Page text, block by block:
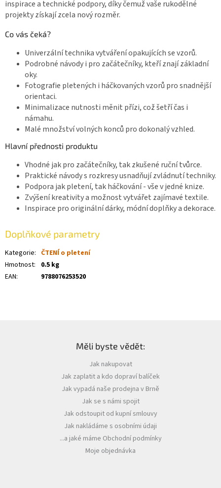
inspirace a technické podpory, díky čemuž vaše rukodělné
projekty získají zcela nový rozměr.
Co vás čeká?
Univerzální technika vytváření opakujících se vzorů.
Podrobné návody i pro začátečníky, kteří znají základní
oky.
Fotografie pletených i háčkovaných vzorů pro snadnější
orientaci.
Minimalizace nutnosti měnit přízi, což šetří čas i
námahu.
Malé množství volných konců pro dokonalý vzhled.
Hlavní přednosti produktu
Vhodné jak pro začátečníky, tak zkušené ruční tvůrce.
Praktické návody s rozkresy usnadňují zvládnutí techniky.
Podpora jak pletení, tak háčkování - vše v jedné knize.
Zvýšení kreativity a možnost vytvářet zajímavé textile.
Inspirace pro originální dárky, módní doplňky a dekorace.
Doplňkové parametry
Kategorie: ČTENÍ o pletení
Hmotnost:
0.5 kg
EAN: 9788076253520
Měli byste vědět:
Jak nakupovat
Jak zaplatit a kdo dopraví balíček
Jak vypadá naše prodejna v Brně
Jak se s námi spojit
Jak odstoupit od kupní smlouvy
Jak nakládáme s osobními údaji
...a jaké máme Obchodní podmínky
Moje objednávka